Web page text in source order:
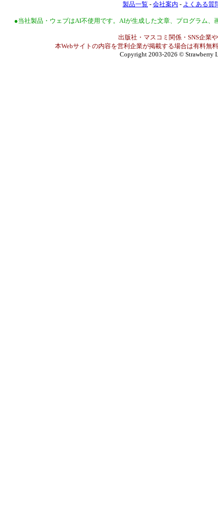
製品一覧 - 会社案内 - よくある質
●当社製品・ウェブはAI不使用です。AIが生成した文章、プログラム
出版社・マスコミ関係・SNS企業
本Webサイトの内容を営利企業が掲載する場合は有料無
Copyright 2003-2026 © Strawberry